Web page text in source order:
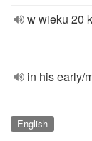
w wieku 20
in his early/
English